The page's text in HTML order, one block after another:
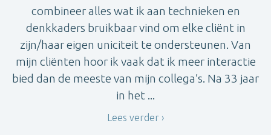
combineer alles wat ik aan technieken en
denkkaders bruikbaar vind om elke cliënt in
zijn/haar eigen uniciteit te ondersteunen. Van
mijn cliënten hoor ik vaak dat ik meer interactie
bied dan de meeste van mijn collega’s. Na 33 jaar
in het ...
Lees verder